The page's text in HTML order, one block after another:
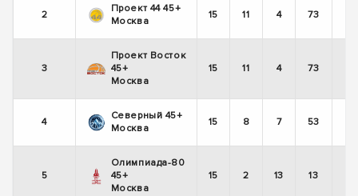
2
Проект 44 45+
Москва
15 11 4 73
3
Проект Восток
45+
Москва
15 11 4 73
4
Северный 45+
Москва
15 8 7 53
5
Олимпиада-80
45+
Москва
15 2 13 13